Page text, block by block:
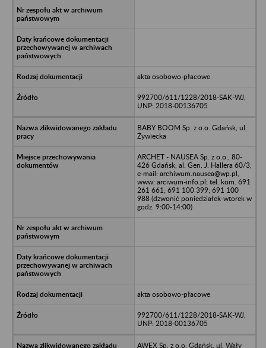
akta osobowo-płacowe
992700/611/1228/2018-SAK-WJ,
UNP: 2018-00136705
BABY BOOM Sp. z o.o. Gdańsk, ul.
Żywiecka
ARCHET - NAUSEA Sp. z o.o., 80-
426 Gdańsk, al. Gen. J. Hallera 60/3,
e-mail: archiwum.nausea@wp.pl,
www: arciwum-info.pl; tel. kom. 691
261 661; 691 100 399; 691 100
988 (dzwonić poniedziałek-wtorek w
godz. 9:00-14:00)
akta osobowo-płacowe
992700/611/1228/2018-SAK-WJ,
UNP: 2018-00136705
AWEX Sp. z o.o. Gdańsk, ul. Wały